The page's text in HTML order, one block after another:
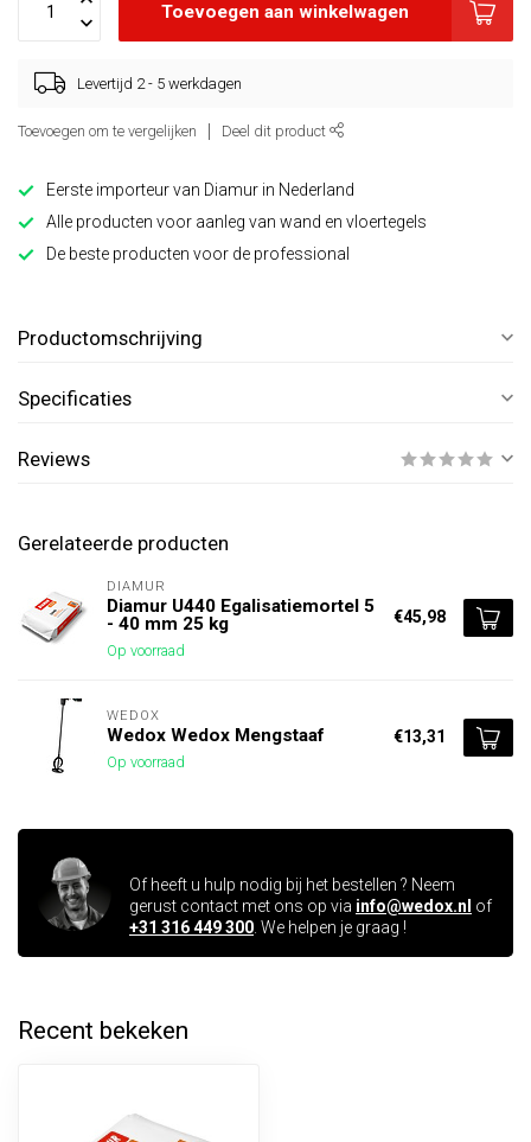
Toevoegen aan winkelwagen
Levertijd 2 - 5 werkdagen
Toevoegen om te vergelijken Deel dit product
Eerste importeur van Diamur in Nederland
Alle producten voor aanleg van wand en vloertegels
De beste producten voor de professional
Productomschrijving
Specificaties
Reviews
Gerelateerde producten
DIAMUR
Diamur U440 Egalisatiemortel 5
- 40 mm 25 kg
Op voorraad
€45,98
WEDOX
Wedox Wedox Mengstaaf
Op voorraad
€13,31
Of heeft u hulp nodig bij het bestellen ? Neem
gerust contact met ons op via info@wedox.nl of
+31 316 449 300 . We helpen je graag !
Recent bekeken